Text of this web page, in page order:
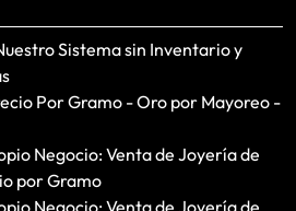
Sistema sin Inventario y
Por Gramo - Oro por Mayoreo -
Negocio: Venta de Joyería de
por Gramo
Negocio: Venta de Joyería de